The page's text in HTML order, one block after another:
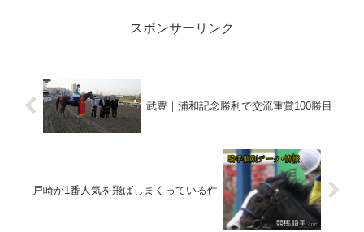
スポンサーリンク
武豊｜浦和記念勝利で交流重賞100勝目
戸崎が1番人気を飛ばしまくっている件